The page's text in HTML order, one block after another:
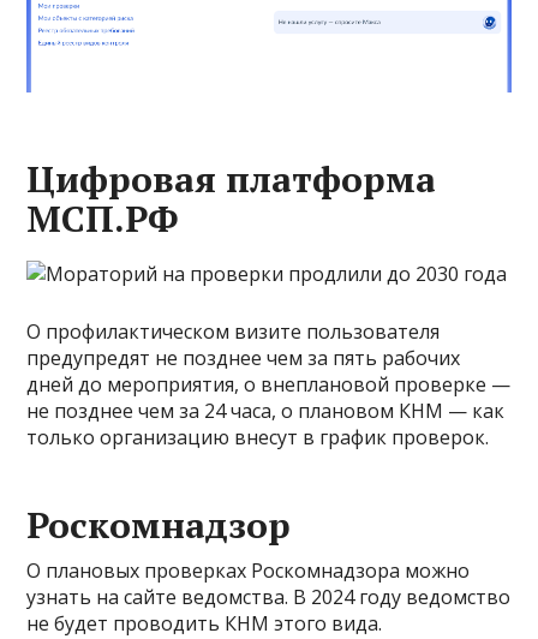
Цифровая платформа
МСП.РФ
О профилактическом визите пользователя
предупредят не позднее чем за пять рабочих
дней до мероприятия, о внеплановой проверке —
не позднее чем за 24 часа, о плановом КНМ — как
только организацию внесут в график проверок.
Роскомнадзор
О плановых проверках Роскомнадзора можно
узнать на сайте ведомства. В 2024 году ведомство
не будет проводить КНМ этого вида.